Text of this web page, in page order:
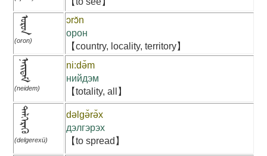
ᠣᠷᠣᠨ
(oron)
ɔrɔ̌n
орон
【country, locality, territory】
ᠨᠡᠢᠳᠡᠮ
(neidem)
ni:də̌m
нийдэм
【totality, all】
ᠳᠡᠯᠭᠡᠷᠡᠬᠦ
(delgerexü)
dəlgə̌rə̌x
дэлгэрэх
【to spread】